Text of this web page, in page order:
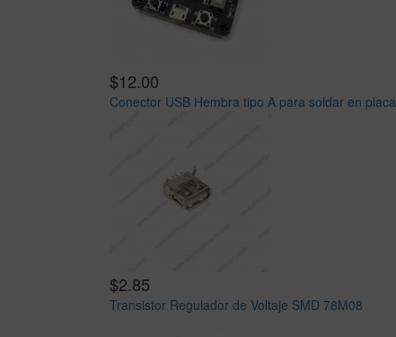
$12.00
Conector USB Hembra tipo A para soldar en placa
$2.85
Transistor Regulador de Voltaje SMD 78M08